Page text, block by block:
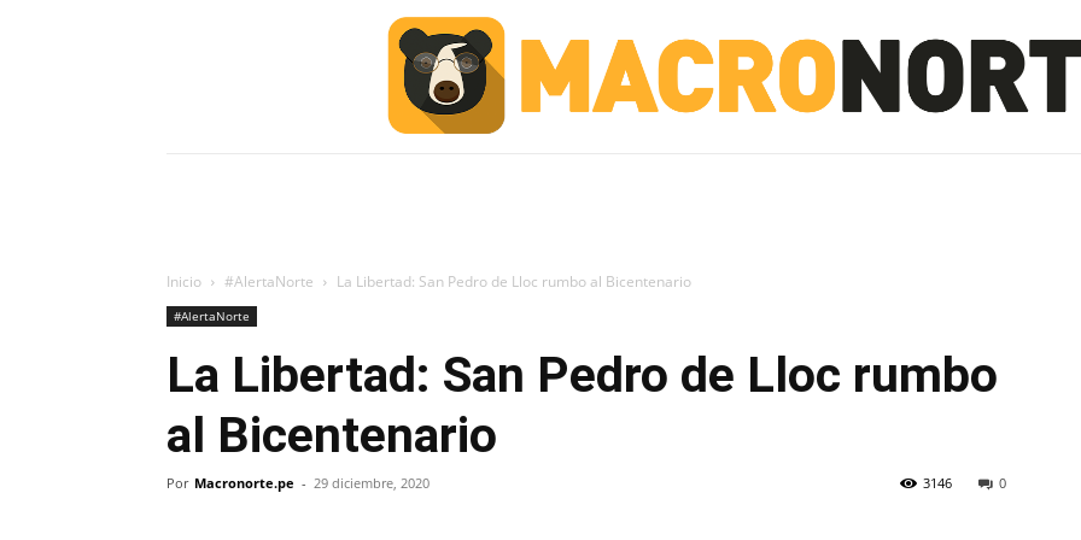
Inicio #AlertaNorte La Libertad: San Pedro de Lloc rumbo al Bicentenario
#AlertaNorte
La Libertad: San Pedro de Lloc rumbo
al Bicentenario
Por Macronorte.pe - 29 diciembre, 2020 0
3146